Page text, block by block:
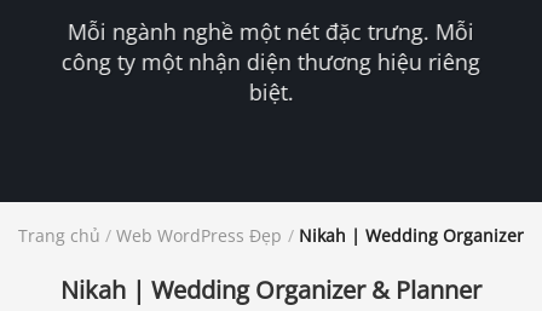
Mỗi ngành nghề một nét đặc trưng. Mỗi
công ty một nhận diện thương hiệu riêng
biệt.
Trang chủ / Web WordPress Đẹp / Nikah | Wedding Organizer
Nikah | Wedding Organizer & Planner